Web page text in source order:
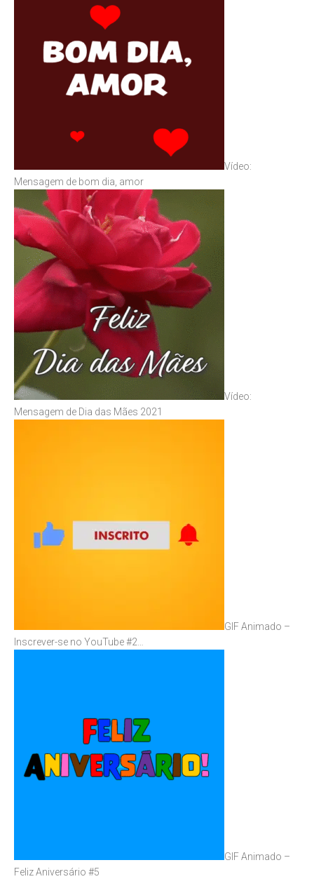
Vídeo:
Mensagem de bom dia, amor
Vídeo:
Mensagem de Dia das Mães 2021
GIF Animado –
Inscrever-se no YouTube #2…
GIF Animado –
Feliz Aniversário #5